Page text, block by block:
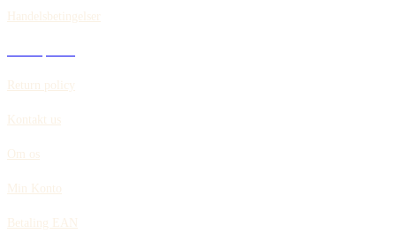
Handelsbetingelser
Return policy
Kontakt us
Om os
Min Konto
Betaling EAN